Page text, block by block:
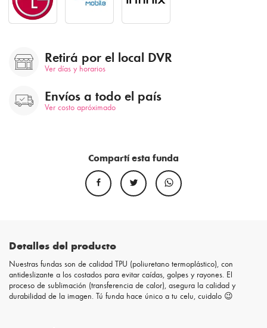
Retirá por el local DVR
Ver días y horarios
Envíos a todo el país
Ver costo apróximado
Compartí esta funda
Detalles del producto
Nuestras fundas son de calidad TPU (poliuretano termoplástico), con
antideslizante a los costados para evitar caídas, golpes y rayones. El
proceso de sublimación (transferencia de calor), asegura la calidad y
durabilidad de la imagen. Tú funda hace único a tu celu, cuidalo 😉